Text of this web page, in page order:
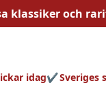
klassiker och
idag Sveriges